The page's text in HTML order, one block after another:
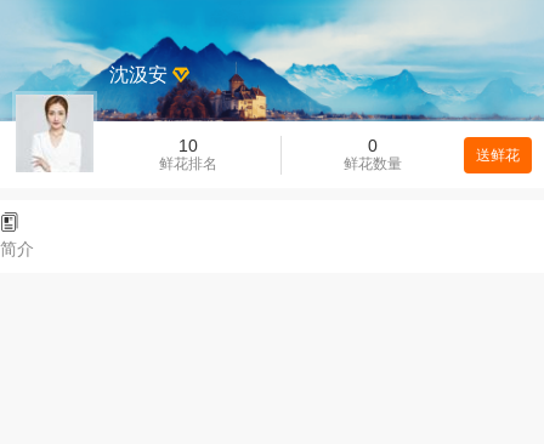
10
鲜花排名
0
鲜花数量 送鲜花
沈汲安
简介